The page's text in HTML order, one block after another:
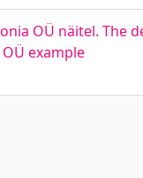
OÜ näitel. The
example